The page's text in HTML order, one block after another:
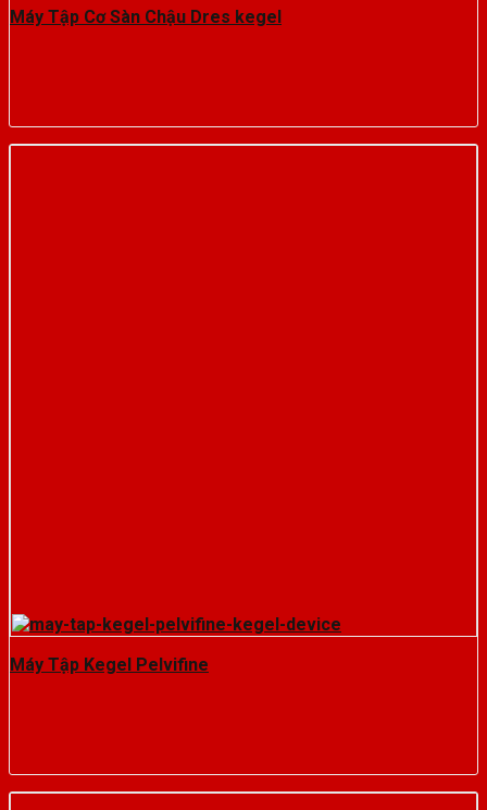
Máy Tập Cơ Sàn Chậu Dres kegel
Máy Tập Kegel Pelvifine